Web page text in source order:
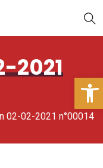
2021
02-02-2021 n°00014